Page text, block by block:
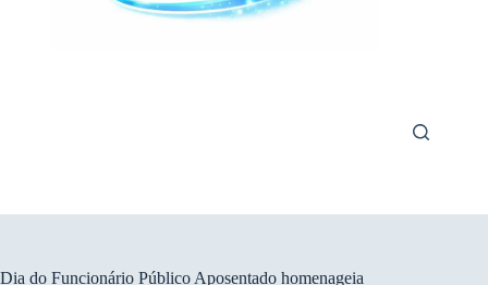
Dia do Funcionário Público Aposentado homenageia